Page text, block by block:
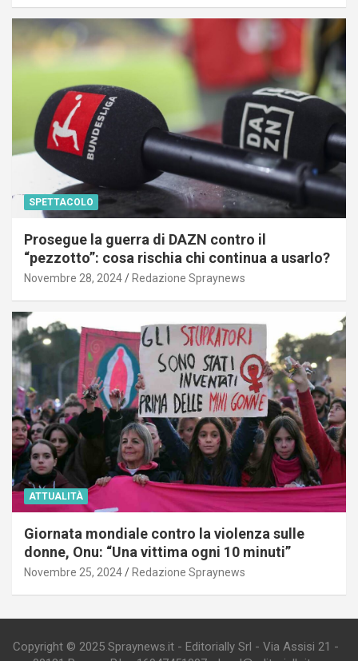
SPETTACOLO
Prosegue la guerra di DAZN contro il
“pezzotto”: cosa rischia chi continua a usarlo?
Novembre 28, 2024 Redazione Spraynews
ATTUALITÀ
Giornata mondiale contro la violenza sulle
donne, Onu: “Una vittima ogni 10 minuti”
Novembre 25, 2024 Redazione Spraynews
Copyright © 2025 Spraynews.it - Editorially Srl - Via Assisi 21 -